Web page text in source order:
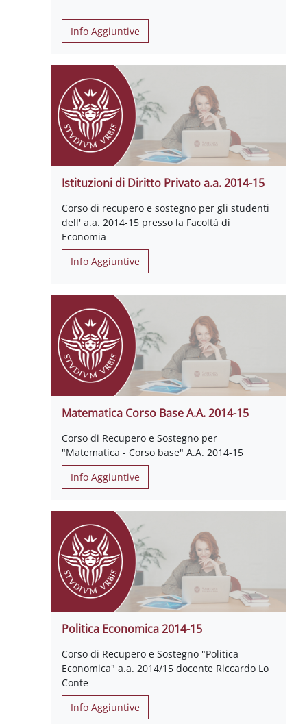
Info Aggiuntive
Istituzioni di Diritto Privato a.a. 2014-15
Corso di recupero e sostegno per gli studenti
dell' a.a. 2014-15 presso la Facoltà di
Economia
Info Aggiuntive
Matematica Corso Base A.A. 2014-15
Corso di Recupero e Sostegno per
"Matematica - Corso base" A.A. 2014-15
Info Aggiuntive
Politica Economica 2014-15
Corso di Recupero e Sostegno "Politica
Economica" a.a. 2014/15 docente Riccardo Lo
Conte
Info Aggiuntive